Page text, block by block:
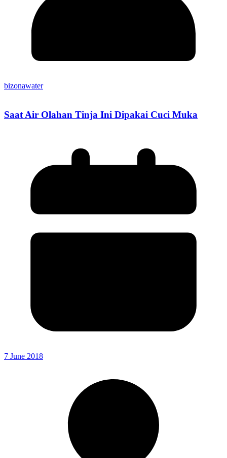
bizonawater
Saat Air Olahan Tinja Ini Dipakai Cuci Muka
7 June 2018